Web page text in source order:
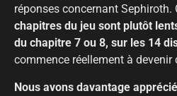
réponses concernant Sephiroth.
chapitres du jeu sont plutôt
du chapitre 7 ou 8, sur les 14
commence réellement à devenir
Nous avons davantage